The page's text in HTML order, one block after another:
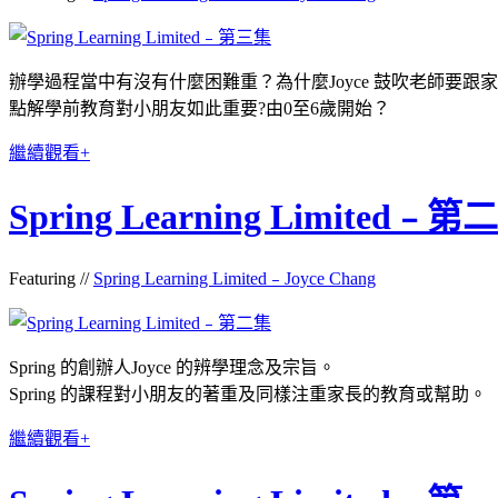
辦學過程當中有沒有什麼困難重？為什麼Joyce 鼓吹老師要跟
點解學前教育對小朋友如此重要?由0至6歲開始？
繼續觀看+
Spring Learning Limited﹣第
Featuring // Spring Learning Limited﹣Joyce Chang
Spring 的創辦人Joyce 的辨學理念及宗旨。
Spring 的課程對小朋友的著重及同樣注重家長的教育或幫助。
繼續觀看+